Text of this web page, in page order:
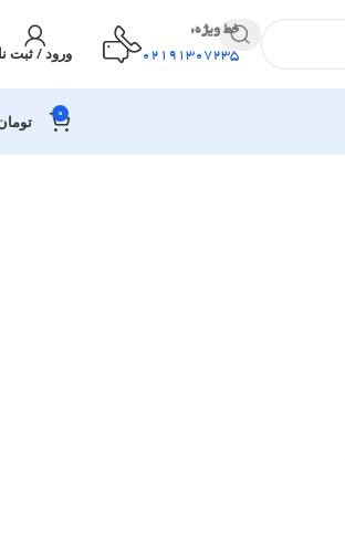
خط ویژه:
02191307235
ورود / ثبت
0